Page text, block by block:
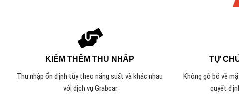
KIẾM THÊM THU NHÂP
Thu nhập ổn định tùy theo năng suất và khác nhau
với dịch vụ Grabcar
TỰ
Không gò bó về
quyết